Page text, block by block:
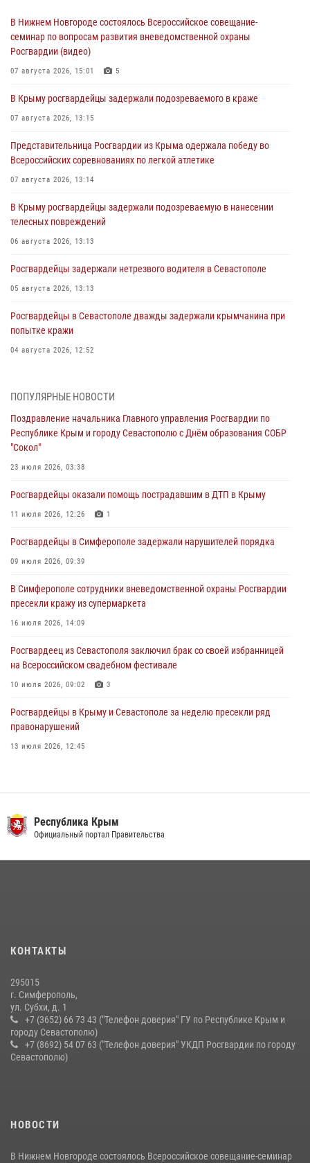
В Нижнем Новгороде состоялось Всероссийское совещание-
семинар по вопросам развития вневедомственной охраны
Росгвардии (видео)
07 августа 2026, 15:01 5
В Крыму росгвардейцы задержали подозреваемого в краже
07 августа 2026, 13:15
Представительница Росгвардии из Крыма одержала победу во
Всероссийских соревнованиях по легкой атлетике
07 августа 2026, 13:14
В Крыму росгвардейцы задержали подозреваемую в нанесении
телесных повреждений
06 августа 2026, 13:13
Росгвардейцы задержали нетрезвого водителя в Севастополе
05 августа 2026, 13:13
Росгвардейцы в Севастополе дважды задержали крымчанина при
попытке кражи
04 августа 2026, 12:52
мужчину
Росгвардия в Крыму и Севастополе задержала ряд
правонарушителей
03 августа 2026, 14:08
В Симферополе росгвардейцы задержали гражданина,
подозреваемого в совершении серии краж
Росгвардейцы оперативно задержали нарушителя на охраняемом
30 июля 2026, 12:13
ПОПУЛЯРНЫЕ НОВОСТИ
Поздравление начальника Главного управления Росгвардии по
Республике Крым и городу Севастополю с Днём образования СОБР
"Сокол"
23 июля 2026, 03:38
Росгвардейцы оказали помощь пострадавшим в ДТП в Крыму
11 июля 2026, 12:26 1
Росгвардейцы в Симферополе задержали нарушителей порядка
09 июля 2026, 09:39
В Симферополе сотрудники вневедомственной охраны Росгвардии
пресекли кражу из супермаркета
16 июля 2026, 14:09
Росгвардеец из Севастополя заключил брак со своей избранницей
на Всероссийском свадебном фестивале
10 июля 2026, 09:02 3
Росгвардейцы в Крыму и Севастополе за неделю пресекли ряд
правонарушений
13 июля 2026, 12:45
В Ялте росгвардейцы задержали подозреваемого в краже
Республика Крым
Официальный портал Правительства
КОНТАКТЫ
295015
г. Симферополь,
ул. Субхи, д. 1
+7 (3652) 66 73 43 ("Телефон доверия" ГУ по Республике Крым и
городу Севастополю)
+7 (8692) 54 07 63 ("Телефон доверия" УКДП Росгвардии по городу
Севастополю)
НОВОСТИ
В Нижнем Новгороде состоялось Всероссийское совещание-семинар